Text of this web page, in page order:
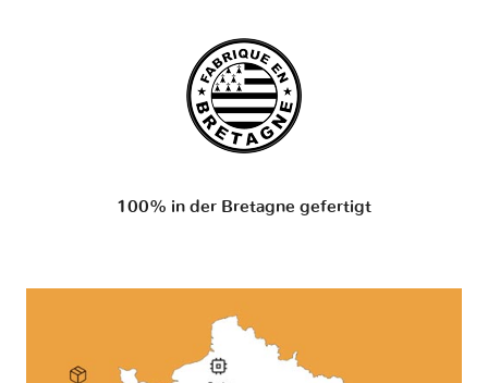
100% in der Bretagne gefertigt